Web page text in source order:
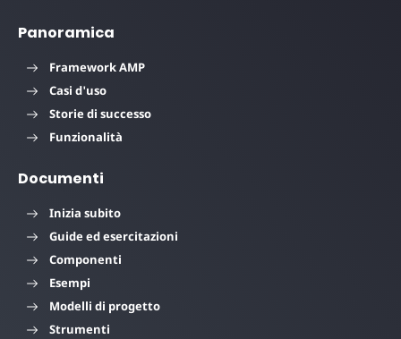
Panoramica
Framework AMP
Casi d'uso
Storie di successo
Funzionalità
Documenti
Inizia subito
Guide ed esercitazioni
Componenti
Esempi
Modelli di progetto
Strumenti